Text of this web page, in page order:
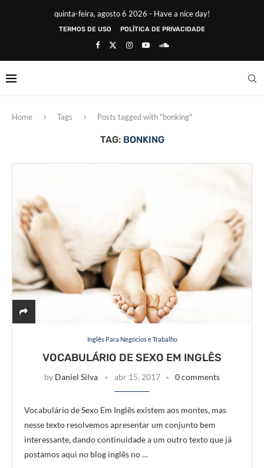
quinta-feira, agosto 6 2026 - Have a nice day!
TERMOS DE USO POLÍTICA DE PRIVACIDADE
Home Tags Posts tagged with "bonking"
TAG: BONKING
Inglês Para Negócios e Trabalho
VOCABULÁRIO DE SEXO EM INGLÊS
by Daniel Silva abr 15, 2017 0 comments
Vocabulário de Sexo Em Inglês existem aos montes, mas
nesse texto resolvemos apresentar um conjunto bem
interessante, dando continuidade a um outro texto que já
postamos aqui no blog inglês no …